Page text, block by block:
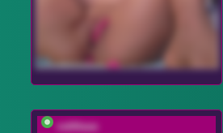
vattttaaa